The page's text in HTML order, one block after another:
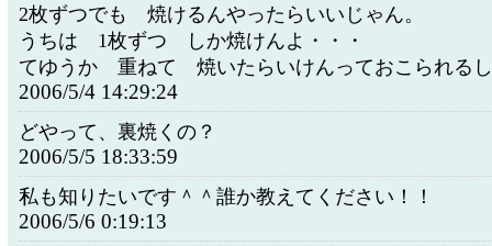
2枚ずつでも 焼けるんやったらいいじゃん。
うちは 1枚ずつ しか焼けんよ・・・
てゆうか 重ねて 焼いたらいけんっておこられる
2006/5/4 14:29:24
どやって、裏焼くの？
2006/5/5 18:33:59
私も知りたいです＾＾誰か教えてください！！
2006/5/6 0:19:13